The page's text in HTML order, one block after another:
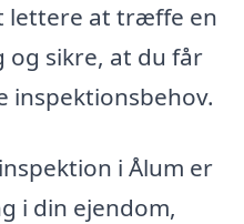
lettere at træffe en
sikre, at du får
inspektionsbehov.
i Ålum er
i din ejendom,